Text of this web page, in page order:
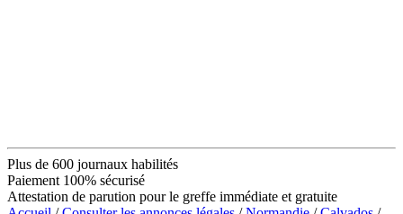
Plus de 600 journaux habilités
Paiement 100% sécurisé
Attestation de parution pour le greffe immédiate et gratuite